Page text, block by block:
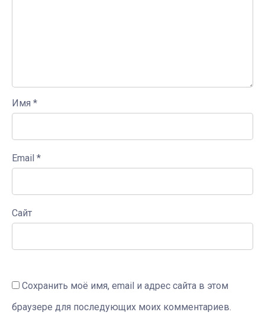
Имя *
Email *
Сайт
Сохранить моё имя, email и адрес сайта в этом
браузере для последующих моих комментариев.